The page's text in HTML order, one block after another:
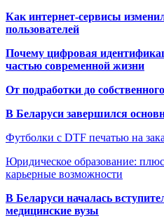
Как интернет-сервисы
пользователей
Почему цифровая
частью современной жизни
От подработки до
В Беларуси завершился
Футболки с DTF печатью на
Юридическое образование:
карьерные возможности
В Беларуси началась
медицинские вузы